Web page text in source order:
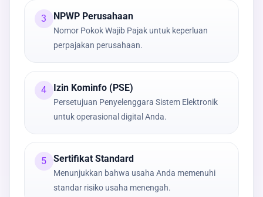
3 NPWP Perusahaan
Nomor Pokok Wajib Pajak untuk keperluan
perpajakan perusahaan.
4 Izin Kominfo (PSE)
Persetujuan Penyelenggara Sistem Elektronik
untuk operasional digital Anda.
5 Sertifikat Standard
Menunjukkan bahwa usaha Anda memenuhi
standar risiko usaha menengah.